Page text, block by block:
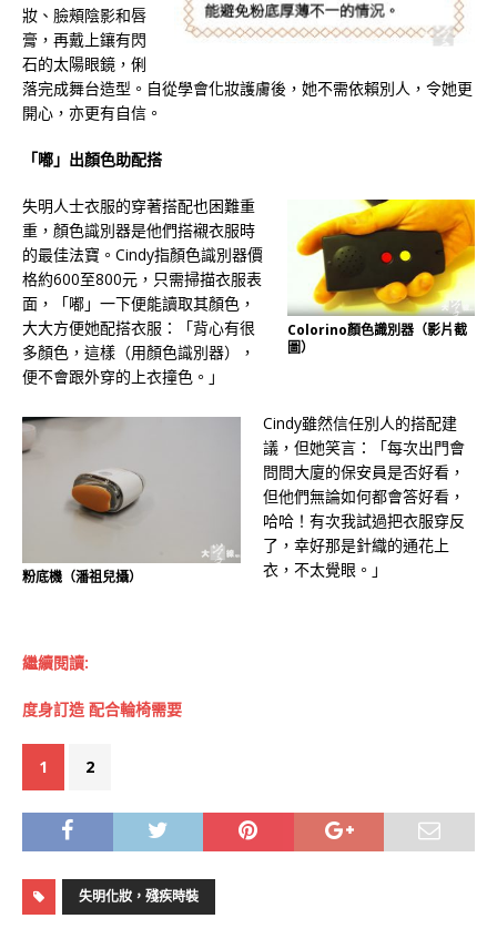
妝、臉頰陰影和唇
膏，再戴上鑲有閃
石的太陽眼鏡，俐
落完成舞台造型。自從學會化妝護膚後，她不需依賴別人，令她更
開心，亦更有自信。
「嘟」出顏色助配搭
Colorino顏色識別器（影片截
圖）
失明人士衣服的穿著搭配也困難重
重，顏色識別器是他們搭襯衣服時
的最佳法寶。Cindy指顏色識別器價
格約600至800元，只需掃描衣服表
面，「嘟」一下便能讀取其顏色，
大大方便她配搭衣服：「背心有很
多顏色，這樣（用顏色識別器），
便不會跟外穿的上衣撞色。」
粉底機（潘祖兒攝）
Cindy雖然信任別人的搭配建
議，但她笑言：「每次出門會
問問大廈的保安員是否好看，
但他們無論如何都會答好看，
哈哈！有次我試過把衣服穿反
了，幸好那是針織的通花上
衣，不太覺眼。」
繼續閱讀:
度身訂造 配合輪椅需要
1 2
失明化妝，殘疾時裝